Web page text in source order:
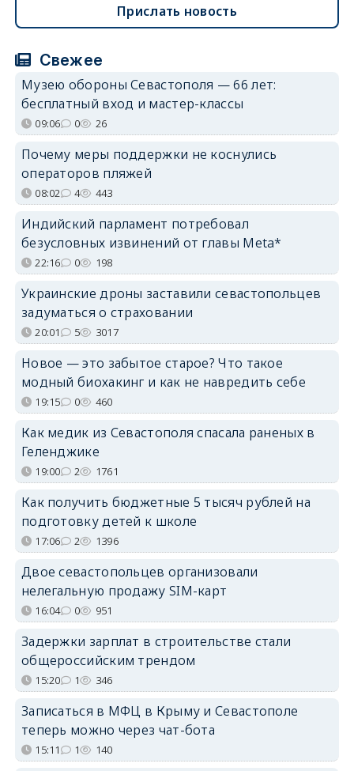
Прислать новость
Свежее
Музею обороны Севастополя — 66 лет:
бесплатный вход и мастер-классы
09:06 0 26
Почему меры поддержки не коснулись
операторов пляжей
08:02 4 443
Индийский парламент потребовал
безусловных извинений от главы Meta*
22:16 0 198
Украинские дроны заставили севастопольцев
задуматься о страховании
20:01 5 3017
Новое — это забытое старое? Что такое
модный биохакинг и как не навредить себе
19:15 0 460
Как медик из Севастополя спасала раненых в
Геленджике
19:00 2 1761
Как получить бюджетные 5 тысяч рублей на
подготовку детей к школе
17:06 2 1396
Двое севастопольцев организовали
нелегальную продажу SIM-карт
16:04 0 951
Задержки зарплат в строительстве стали
общероссийским трендом
15:20 1 346
Записаться в МФЦ в Крыму и Севастополе
теперь можно через чат-бота
15:11 1 140